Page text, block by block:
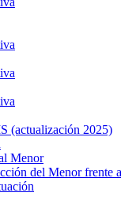
(actualización 2025)
Menor
del Menor